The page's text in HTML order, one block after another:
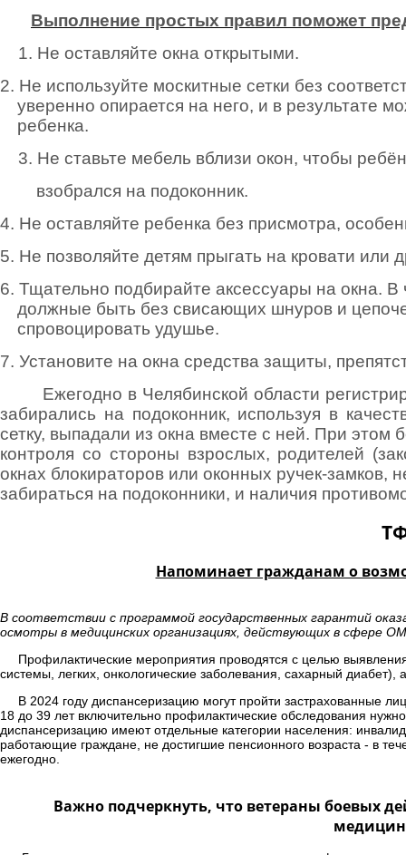
Выполнение простых правил поможет
1. Не оставляйте окна открытыми.
2. Не используйте москитные сетки без
уверенно опирается на него, и в результате
ребенка.
3. Не ставьте мебель вблизи окон, чтобы
взобрался на подоконник.
4. Не оставляйте ребенка без присмотра,
5. Не позволяйте детям прыгать на кровати или
6. Тщательно подбирайте аксессуары на окна.
должные быть без свисающих шнуров и
спровоцировать удушье.
7. Установите на окна средства защиты,
Ежегодно в Челябинской области
забирались на подоконник, используя в
сетку, выпадали из окна вместе с ней. При этом
контроля со стороны взрослых, родителей
окнах блокираторов или оконных ручек-
забираться на подоконники, и наличия
Напоминает гражданам о
В соответствии с программой государственных гарантий
осмотры в медицинских организациях, действующих в сфере
Профилактические мероприятия проводятся с целью
системы, легких, онкологические заболевания, сахарный
В 2024 году диспансеризацию могут пройти застрахованные
18 до 39 лет включительно профилактические обследования
диспансеризацию имеют отдельные категории населения:
работающие граждане, не достигшие пенсионного возраста - в
ежегодно.
Важно подчеркнуть, что ветераны боевых